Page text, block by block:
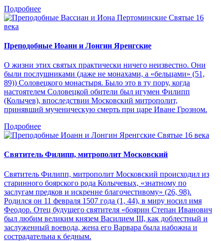
Подробнее
Святые 16
века
Преподобные Иоанн и Лонгин Яренгские
О жизни этих святых практически ничего неизвестно. Они
были послушниками (даже не монахами, а «бельцами» (51,
89)) Соловецкого монастыря. Было это в ту пору, когда
настоятелем Соловецкой обители был игумен Филипп
(Колычев), впоследствии Московский митрополит,
принявший мученическую смерть при царе Иване Грозном.
Подробнее
Святые 16 века
Святитель Филипп, митрополит Московский
Святитель Филипп, митрополит Московский происходил из
старинного боярского рода Колычевых, «знатному по
заслугам предков и искренне благочестивому» (26, 98).
Родился он 11 февраля 1507 года (1, 44), в миру носил имя
Феодор. Отец будущего святителя «боярин Степан Иванович
был любим великим князем Василием III, как доблестный и
заслуженный воевода, жена его Варвара была набожна и
сострадательна к бедным.